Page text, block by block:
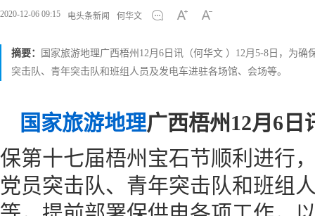
2020-12-06 09:15 电头条新闻 何华文
摘要：
国家旅游地理广西梧州12月6日讯（何华文 ）12月5-8日，为
突击队、青年突击队和班组人员及发电车进驻各场馆、会场等。
国家旅游地理广西梧州12月6日
保第十七届梧州宝石节顺利进行
党员突击队、青年突击队和班组